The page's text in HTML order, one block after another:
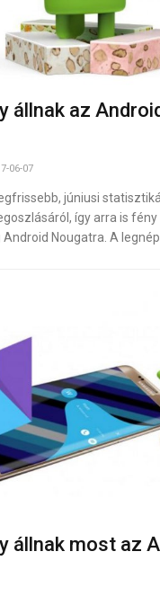
állnak az
06-07
júniusi
így arra is
Nougatra. A
állnak most az